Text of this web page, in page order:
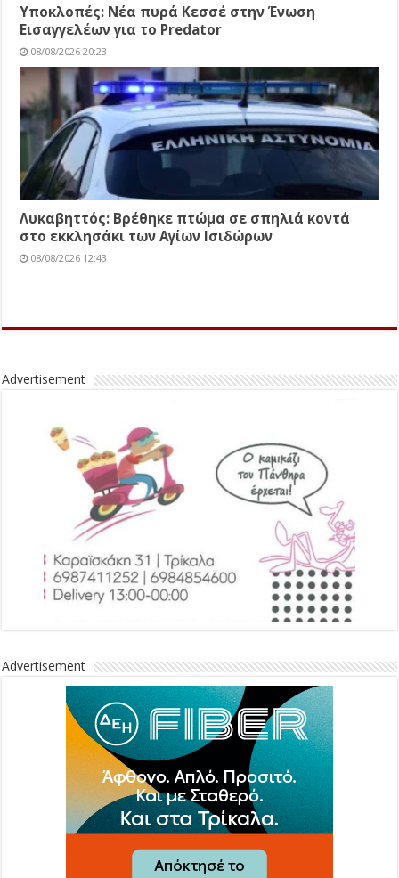
Υποκλοπές: Νέα πυρά Κεσσέ στην Ένωση
Εισαγγελέων για το Predator
08/08/2026 20:23
Λυκαβηττός: Βρέθηκε πτώμα σε σπηλιά κοντά
στο εκκλησάκι των Αγίων Ισιδώρων
08/08/2026 12:43
Advertisement
Advertisement